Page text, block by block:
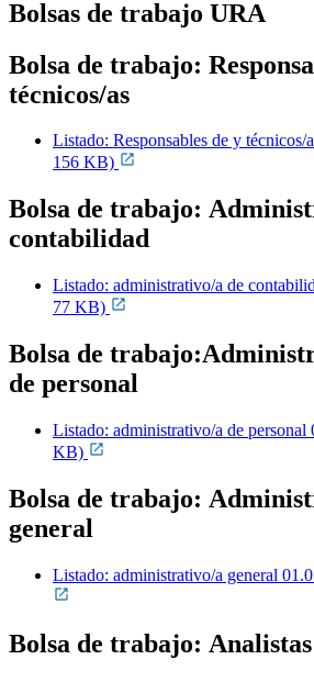
Bolsas de trabajo URA
Bolsa de trabajo:
técnicos/as
Listado: Responsables de y
156 KB)
Bolsa de trabajo:
contabilidad
Listado: administrativo/a de
77 KB)
Bolsa de
de personal
Listado: administrativo/a de
KB)
Bolsa de trabajo:
general
Listado: administrativo/a general
Bolsa de trabajo: Analistas